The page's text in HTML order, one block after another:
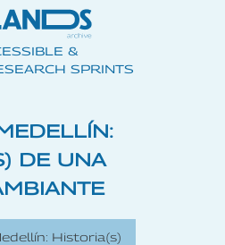
&
SPRINTS
DE UNA
Historia(s)